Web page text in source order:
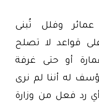
وفلل تُبنى
قواعد لا تصلح
أو حتى غرفة
له أننا لم نرى
رد فعل من وزارة